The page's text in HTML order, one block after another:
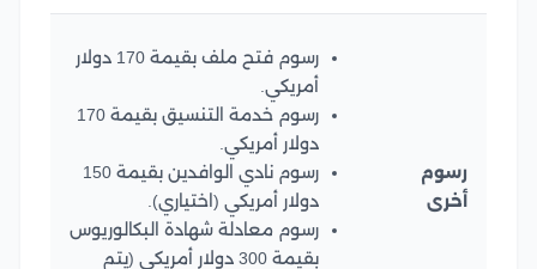
رسوم
أخرى
رسوم فتح ملف بقيمة 170 دولار
أمريكي.
رسوم خدمة التنسيق بقيمة 170
دولار أمريكي.
رسوم نادي الوافدين بقيمة 150
دولار أمريكي (اختياري).
رسوم معادلة شهادة البكالوريوس
بقيمة 300 دولار أمريكي (يتم